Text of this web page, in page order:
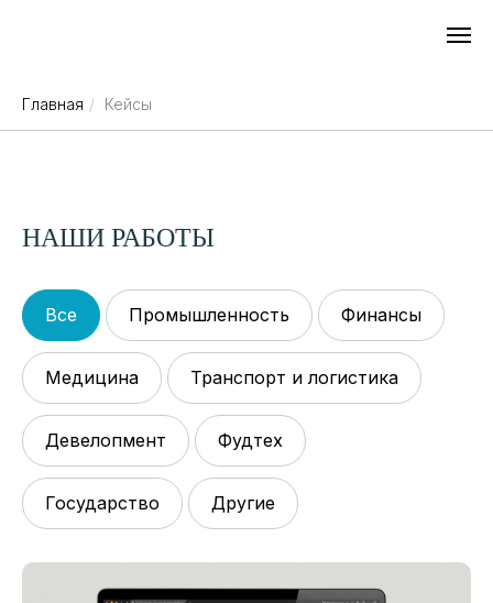
Главная / Кейсы
НАШИ РАБОТЫ
Все Промышленность Финансы
Медицина Транспорт и логистика
Девелопмент Фудтех
Государство Другие